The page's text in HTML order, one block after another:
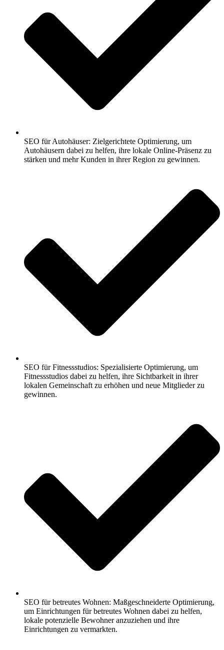
SEO für Autohäuser: Zielgerichtete Optimierung, um
Autohäusern dabei zu helfen, ihre lokale Online-Präsenz zu
stärken und mehr Kunden in ihrer Region zu gewinnen.
SEO für Fitnessstudios: Spezialisierte Optimierung, um
Fitnessstudios dabei zu helfen, ihre Sichtbarkeit in ihrer
lokalen Gemeinschaft zu erhöhen und neue Mitglieder zu
gewinnen.
SEO für betreutes Wohnen: Maßgeschneiderte Optimierung,
um Einrichtungen für betreutes Wohnen dabei zu helfen,
lokale potenzielle Bewohner anzuziehen und ihre
Einrichtungen zu vermarkten.